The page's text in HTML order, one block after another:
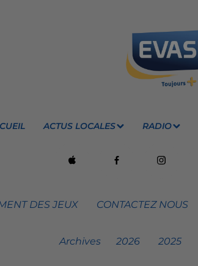
ACTUS LOCALES RADIO
DES JEUX CONTACTEZ NOUS
Archives 2026 2025